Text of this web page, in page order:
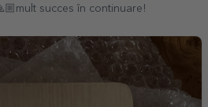
succes în continuare!